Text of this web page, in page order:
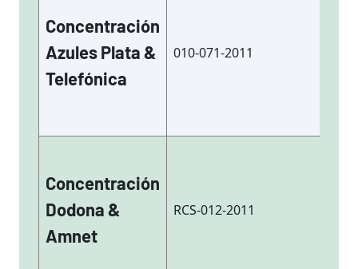
Concentración
Azules Plata &
Telefónica
010-071-2011
Concentración
Dodona &
Amnet
RCS-012-2011